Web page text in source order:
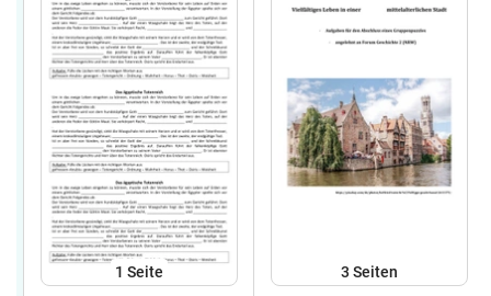
1 Seite 3 Seiten